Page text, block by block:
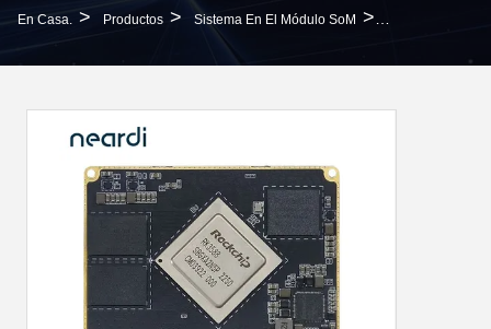
En Casa. > Productos > Sistema En El Módulo SoM >